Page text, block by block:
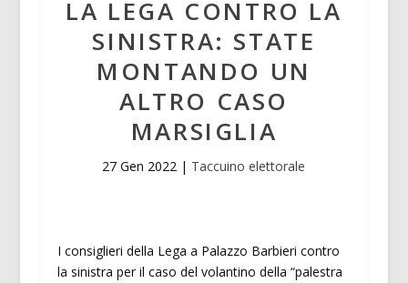
LA LEGA CONTRO LA
SINISTRA: STATE
MONTANDO UN
ALTRO CASO
MARSIGLIA
27 Gen 2022 | Taccuino elettorale
I consiglieri della Lega a Palazzo Barbieri contro
la sinistra per il caso del volantino della “palestra